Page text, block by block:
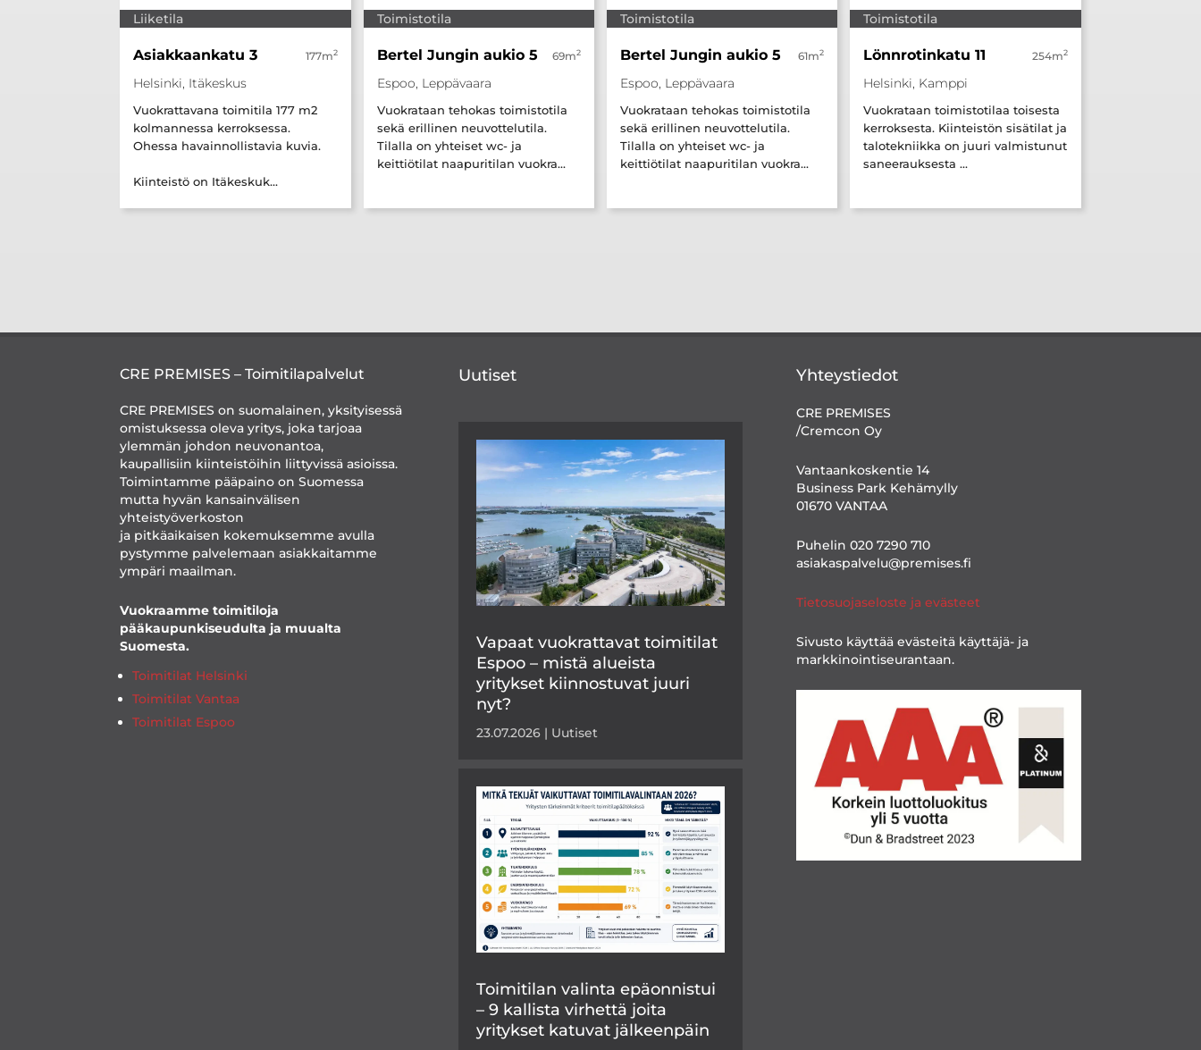
Liiketila
Asiakkaankatu 3 177m2
Helsinki, Itäkeskus
Vuokrattavana toimitila 177 m2
kolmannessa kerroksessa.
Ohessa havainnollistavia kuvia.
Kiinteistö on Itäkeskuk...
Toimistotila
Bertel Jungin aukio 5 69m2
Espoo, Leppävaara
Vuokrataan tehokas toimistotila
sekä erillinen neuvottelutila.
Tilalla on yhteiset wc- ja
keittiötilat naapuritilan vuokra...
Toimistotila
Bertel Jungin aukio 5 61m2
Espoo, Leppävaara
Vuokrataan tehokas toimistotila
sekä erillinen neuvottelutila.
Tilalla on yhteiset wc- ja
keittiötilat naapuritilan vuokra...
Toimistotila
Lönnrotinkatu 11 254m2
Helsinki, Kamppi
Vuokrataan toimistotilaa toisesta
kerroksesta. Kiinteistön sisätilat ja
talotekniikka on juuri valmistunut
saneerauksesta ...
CRE PREMISES – Toimitilapalvelut
CRE PREMISES on suomalainen, yksityisessä
omistuksessa oleva yritys, joka tarjoaa
ylemmän johdon neuvonantoa,
kaupallisiin kiinteistöihin liittyvissä asioissa.
Toimintamme pääpaino on Suomessa
mutta hyvän kansainvälisen
yhteistyöverkoston
ja pitkäaikaisen kokemuksemme avulla
pystymme palvelemaan asiakkaitamme
ympäri maailman.
Vuokraamme toimitiloja
pääkaupunkiseudulta ja muualta
Suomesta.
Toimitilat Helsinki
Toimitilat Vantaa
Toimitilat Espoo
Uutiset
Vapaat vuokrattavat toimitilat
Espoo – mistä alueista
yritykset kiinnostuvat juuri
nyt?
23.07.2026| Uutiset
Toimitilan valinta epäonnistui
– 9 kallista virhettä joita
yritykset katuvat jälkeenpäin
Yhteystiedot
CRE PREMISES
/Cremcon Oy
Vantaankoskentie 14
Business Park Kehämylly
01670 VANTAA
Puhelin 020 7290 710
asiakaspalvelu@premises.fi
Tietosuojaseloste ja evästeet
Sivusto käyttää evästeitä käyttäjä- ja
markkinointiseurantaan.